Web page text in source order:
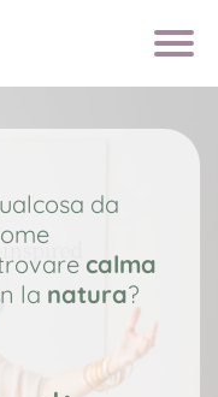
da
calma
la natura?